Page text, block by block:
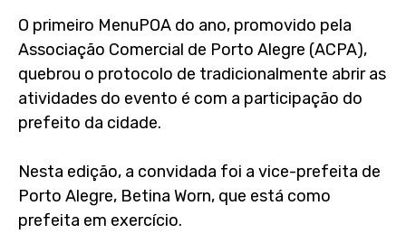
O primeiro MenuPOA do ano, promovido pela
Associação Comercial de Porto Alegre (ACPA),
quebrou o protocolo de tradicionalmente abrir as
atividades do evento é com a participação do
prefeito da cidade.
Nesta edição, a convidada foi a vice-prefeita de
Porto Alegre, Betina Worn, que está como
prefeita em exercício.